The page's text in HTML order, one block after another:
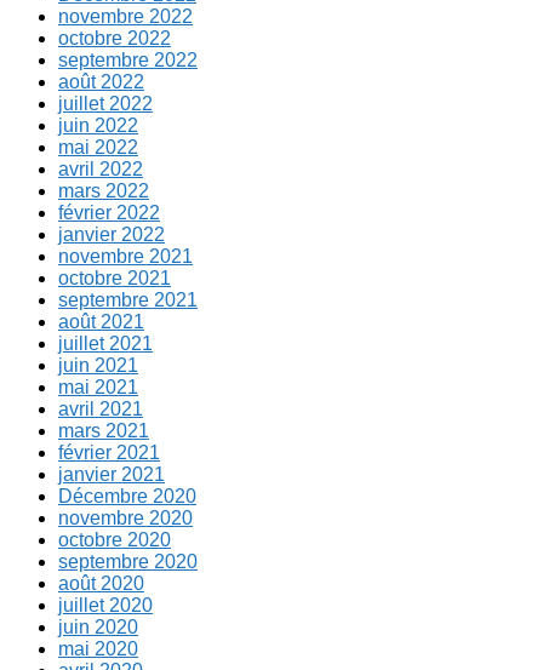
novembre 2022
octobre 2022
septembre 2022
août 2022
juillet 2022
juin 2022
mai 2022
avril 2022
mars 2022
février 2022
janvier 2022
novembre 2021
octobre 2021
septembre 2021
août 2021
juillet 2021
juin 2021
mai 2021
avril 2021
mars 2021
février 2021
janvier 2021
Décembre 2020
novembre 2020
octobre 2020
septembre 2020
août 2020
juillet 2020
juin 2020
mai 2020